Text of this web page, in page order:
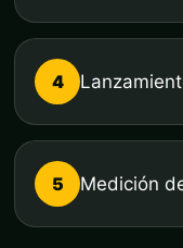
4
5 Medición